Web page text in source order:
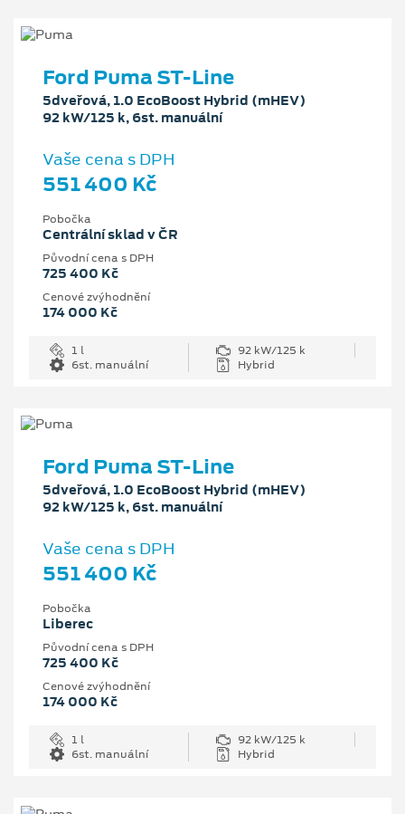
Ford Puma ST-Line
5dveřová, 1.0 EcoBoost Hybrid (mHEV)
92 kW/125 k, 6st. manuální
Vaše cena s DPH
551 400 Kč
Pobočka
Centrální sklad v ČR
Původní cena s DPH
725 400 Kč
Cenové zvýhodnění
174 000 Kč
1 l
92 kW/125 k
6st. manuální
Hybrid
Ford Puma ST-Line
5dveřová, 1.0 EcoBoost Hybrid (mHEV)
92 kW/125 k, 6st. manuální
Vaše cena s DPH
551 400 Kč
Pobočka
Liberec
Původní cena s DPH
725 400 Kč
Cenové zvýhodnění
174 000 Kč
1 l
92 kW/125 k
6st. manuální
Hybrid